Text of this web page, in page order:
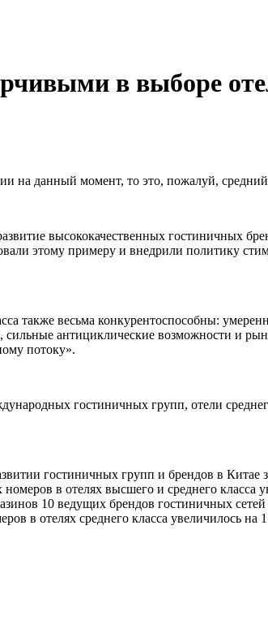
в выборе
на данный момент, то это, пожалуй,
высококачественных гостиничных
этому примеру и внедрили политику
также весьма конкурентоспособны:
сильные антициклические возможности и
потоку».
гостиничных групп, отели
гостиничных групп и брендов в Китае
в отелях высшего и среднего класса
10 ведущих брендов гостиничных
в отелях среднего класса увеличилось на